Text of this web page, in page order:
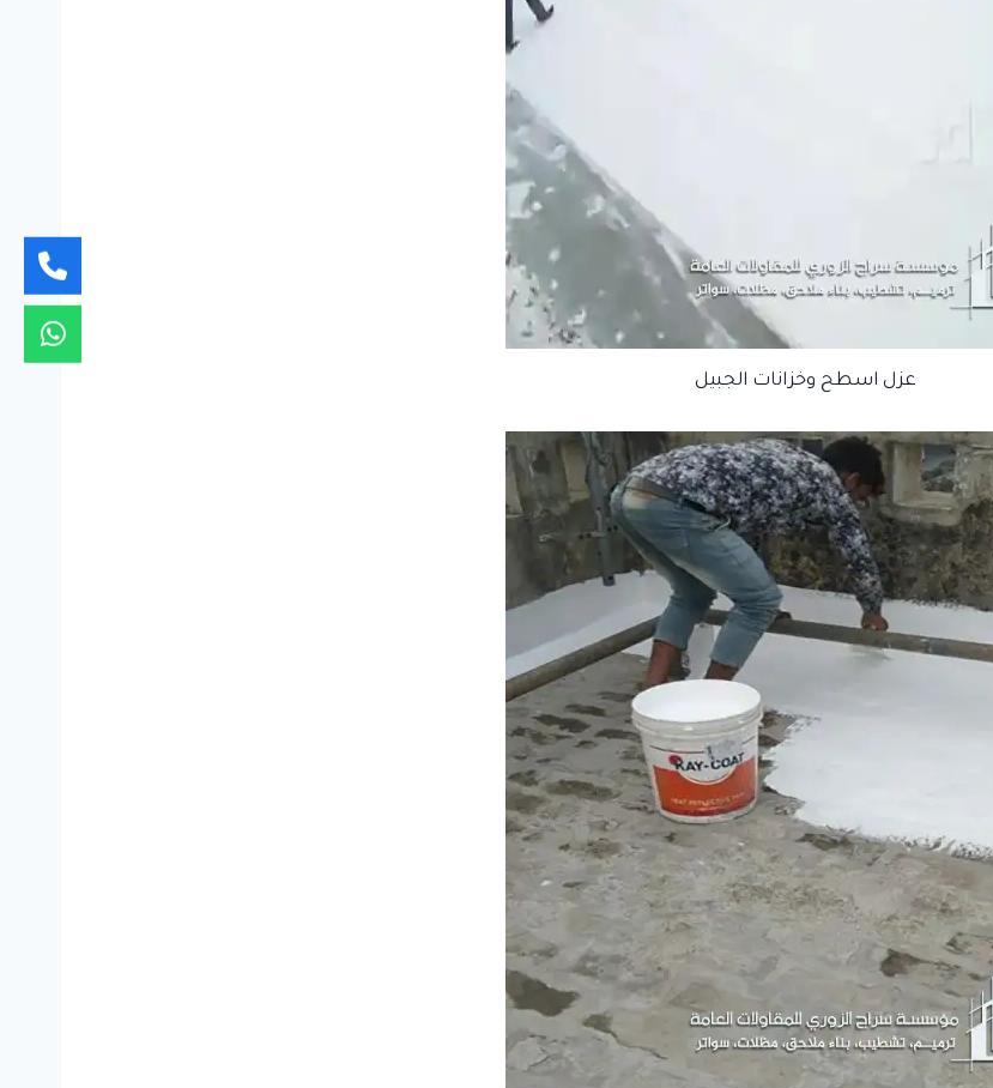
عزل اسطح وخزانات الجبيل